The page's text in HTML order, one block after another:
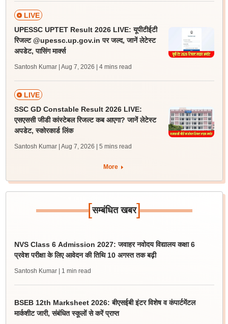
LIVE
UPESSC UPTET Result 2026 LIVE: यूपीटीईटी
रिजल्ट @upessc.up.gov.in पर जल्द, जानें लेटेस्ट
अपडेट, पासिंग मार्क्स
Santosh Kumar | Aug 7, 2026 | 4 mins read
LIVE
SSC GD Constable Result 2026 LIVE:
एसएससी जीडी कांस्टेबल रिजल्ट कब आएगा? जानें लेटेस्ट
अपडेट, स्कोरकार्ड लिंक
Santosh Kumar | Aug 7, 2026 | 5 mins read
More
[सम्बंधित खबर]
NVS Class 6 Admission 2027: जवाहर नवोदय विद्यालय कक्षा 6
प्रवेश परीक्षा के लिए आवेदन की तिथि 10 अगस्त तक बढ़ी
Santosh Kumar | 1 min read
BSEB 12th Marksheet 2026: बीएसईबी इंटर विशेष व कंपार्टमेंटल
मार्कशीट जारी, संबंधित स्कूलों से करें प्राप्त